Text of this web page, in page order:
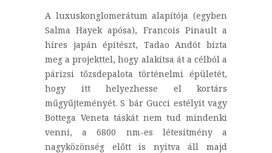
A luxuskonglomerátum alapítója (egyben
Salma Hayek apósa), Francois Pinault a
híres japán építészt, Tadao Andót bízta
meg a projekttel, hogy alakítsa át a célból a
párizsi tőzsdepalota történelmi épületét,
hogy itt helyezhesse el kortárs
műgyűjteményét. S bár Gucci estélyit vagy
Bottega Veneta táskát nem tud mindenki
venni, a 6800 nm-es létesítmény a
nagyközönség előtt is nyitva áll majd